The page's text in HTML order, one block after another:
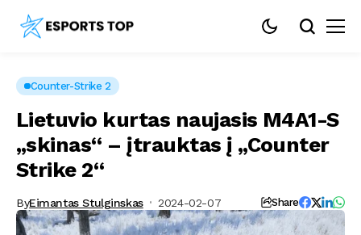
Counter-Strike 2
Lietuvio kurtas naujasis M4A1-S
„skinas“ – įtrauktas į „Counter
Strike 2“
ByEimantas Stulginskas 2024-02-07 Share